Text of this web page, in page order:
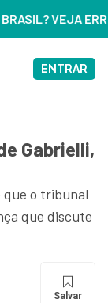
DELES – ASSISTA
ENTRAR
Gabrielli,
que o tribunal
que discute
Salvar